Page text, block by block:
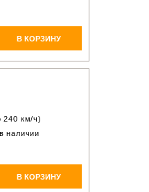
В КОРЗИНУ
240 км/ч)
наличии
В КОРЗИНУ